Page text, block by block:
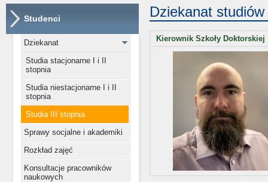
Studenci
Dziekanat
Studia stacjonarne I i II
stopnia
Studia niestacjonarne I i II
stopnia
Studia III stopnia
Sprawy socjalne i akademiki
Rozkład zajęć
Konsultacje pracowników
naukowych
Dziekanat
Kierownik Szkoły Doktorskiej